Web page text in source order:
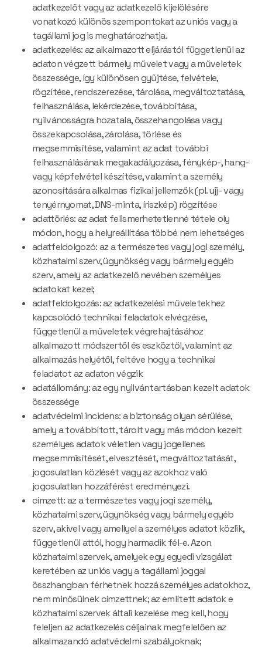
adatkezelőt vagy az adatkezelő kijelölésére
vonatkozó különös szempontokat az uniós vagy a
tagállami jog is meghatározhatja.
adatkezelés: az alkalmazott eljárástól függetlenül az
adaton végzett bármely művelet vagy a műveletek
összessége, így különösen gyűjtése, felvétele,
rögzítése, rendszerezése, tárolása, megváltoztatása,
felhasználása, lekérdezése, továbbítása,
nyilvánosságra hozatala, összehangolása vagy
összekapcsolása, zárolása, törlése és
megsemmisítése, valamint az adat további
felhasználásának megakadályozása, fénykép-, hang-
vagy képfelvétel készítése, valamint a személy
azonosítására alkalmas fizikai jellemzők (pl. ujj- vagy
tenyérnyomat, DNS-minta, íriszkép) rögzítése
adattörlés: az adat felismerhetetlenné tétele oly
módon, hogy a helyreállítása többé nem lehetséges
adatfeldolgozó: az a természetes vagy jogi személy,
közhatalmi szerv, ügynökség vagy bármely egyéb
szerv, amely az adatkezelő nevében személyes
adatokat kezel;
adatfeldolgozás: az adatkezelési műveletekhez
kapcsolódó technikai feladatok elvégzése,
függetlenül a műveletek végrehajtásához
alkalmazott módszertől és eszköztől, valamint az
alkalmazás helyétől, feltéve hogy a technikai
feladatot az adaton végzik
adatállomány: az egy nyilvántartásban kezelt adatok
összessége
adatvédelmi incidens: a biztonság olyan sérülése,
amely a továbbított, tárolt vagy más módon kezelt
személyes adatok véletlen vagy jogellenes
megsemmisítését, elvesztését, megváltoztatását,
jogosulatlan közlését vagy az azokhoz való
jogosulatlan hozzáférést eredményezi.
címzett: az a természetes vagy jogi személy,
közhatalmi szerv, ügynökség vagy bármely egyéb
szerv, akivel vagy amellyel a személyes adatot közlik,
függetlenül attól, hogy harmadik fél-e. Azon
közhatalmi szervek, amelyek egy egyedi vizsgálat
keretében az uniós vagy a tagállami joggal
összhangban férhetnek hozzá személyes adatokhoz,
nem minősülnek címzettnek; az említett adatok e
közhatalmi szervek általi kezelése meg kell, hogy
feleljen az adatkezelés céljainak megfelelően az
alkalmazandó adatvédelmi szabályoknak;